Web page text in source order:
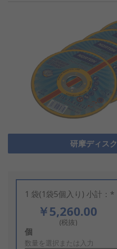
研摩ディス
1 袋(1袋5個入り) 小計：*
￥5,260.00
(税抜)
Add
to
個
数量を選択または入力